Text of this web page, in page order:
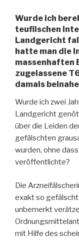
Wurde ich
teuflischen
Landgericht
hatte man die
massenhaften
zugelassene
damals
Wurde ich zwei
Landgericht
über die Leiden
gefälschten
wurden, ohne
veröffentlichte?
Die
exakt so
unbemerkt
mit Hilfe des